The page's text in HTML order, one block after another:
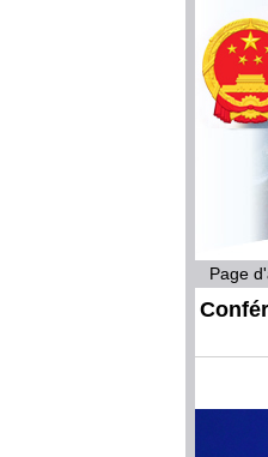
Page